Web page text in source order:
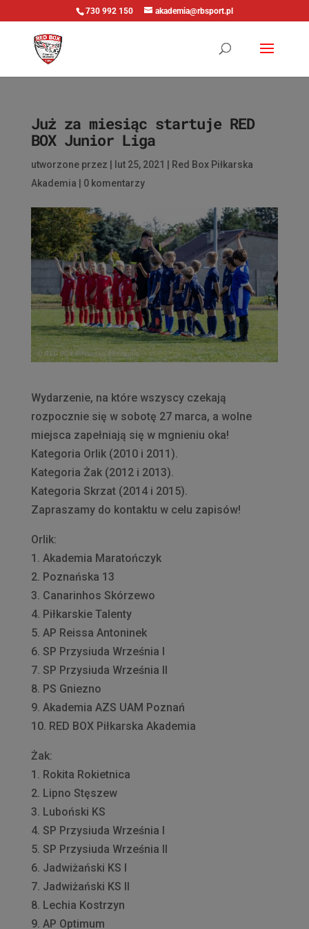
730 992 150 akademia@rbsport.pl
Już za miesiąc startuje RED
BOX Junior Liga
utworzone przez lut 25, 2021
Red Box Piłkarska
Akademia
0 komentarzy
Wydarzenie, na które wszyscy czekają
rozpocznie się w sobotę 27 marca, a wolne
miejsca zapełniają się w mgnieniu oka!
Kategoria Orlik (2010 i 2011).
Kategoria Żak (2012 i 2013).
Kategoria Skrzat (2014 i 2015).
Zapraszamy do kontaktu w celu zapisów!
Orlik:
1. Akademia Maratończyk
2. Poznańska 13
3. Canarinhos Skórzewo
4. Piłkarskie Talenty
5. AP Reissa Antoninek
6. SP Przysiuda Września I
7. SP Przysiuda Września II
8. PS Gniezno
9. Akademia AZS UAM Poznań
10. RED BOX Piłkarska Akademia
Żak:
1. Rokita Rokietnica
2. Lipno Stęszew
3. Luboński KS
4. SP Przysiuda Września I
5. SP Przysiuda Września II
6. Jadwiżański KS I
7. Jadwiżański KS II
8. Lechia Kostrzyn
9. AP Optimum